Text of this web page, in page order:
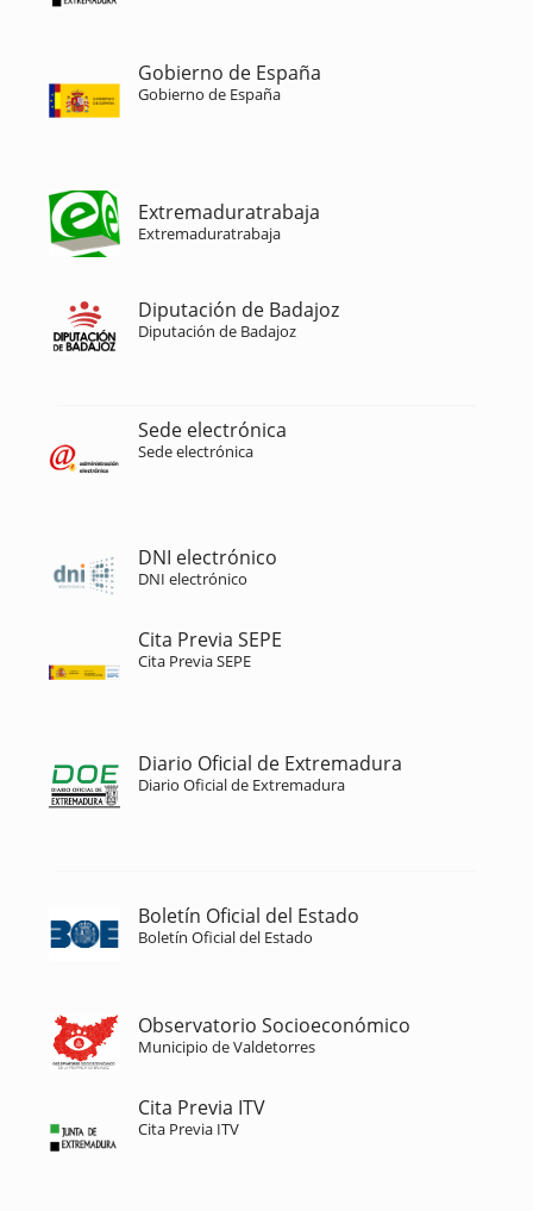
Gobierno de España
Gobierno de España
Extremaduratrabaja
Extremaduratrabaja
Diputación de Badajoz
Diputación de Badajoz
Sede electrónica
Sede electrónica
DNI electrónico
DNI electrónico
Cita Previa SEPE
Cita Previa SEPE
Diario Oficial de Extremadura
Diario Oficial de Extremadura
Boletín Oficial del Estado
Boletín Oficial del Estado
Observatorio Socioeconómico
Municipio de Valdetorres
Cita Previa ITV
Cita Previa ITV